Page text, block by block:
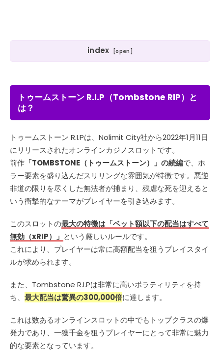
index
トゥームストーン R.I.P（Tombstone RIP）と
は？
トゥームストーン R.I.Pは、Nolimit City社から2022年1月11日
にリリースされたオンラインカジノスロットです。
前作 「TOMBSTONE（トゥームストーン）」の続編で、ホ
ラー要素を盛り込んだスリリングな雰囲気が特徴です。悪逆
非道の限りを尽くした無法者が捕まり、残虐な死を迎えると
いう衝撃的なテーマがプレイヤーを引き込みます。
このスロットの最大の特徴は「ベット額以下の配当はすべて
無効（xRIP）」 という厳しいルールです。
これにより、プレイヤーは常に高額配当を狙うプレイスタイ
ルが求められます。
また、Tombstone R.I.Pは非常に高いボラティリティを持
ち、 最大配当は驚異の300,000倍に達します。
これは数あるオンラインスロットの中でもトップクラスの爆
発力であり、一獲千金を狙うプレイヤーにとって非常に魅力
的な要素となっています。